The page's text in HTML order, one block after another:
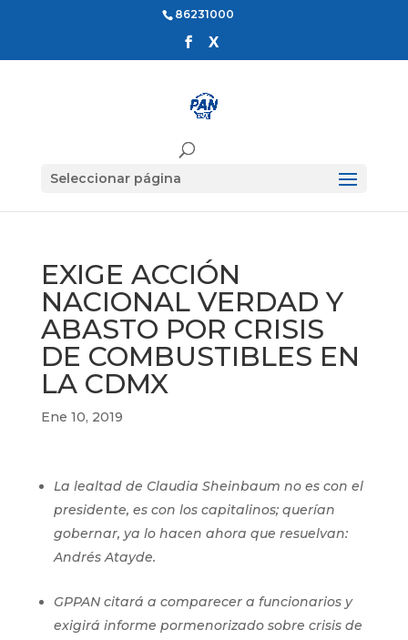
86231000
Seleccionar página
EXIGE ACCIÓN
NACIONAL VERDAD Y
ABASTO POR CRISIS
DE COMBUSTIBLES EN
LA CDMX
Ene 10, 2019
La lealtad de Claudia Sheinbaum no es con el
presidente, es con los capitalinos; querían
gobernar, ya lo hacen ahora que resuelvan:
Andrés Atayde.
GPPAN citará a comparecer a funcionarios y
exigirá informe pormenorizado sobre crisis de